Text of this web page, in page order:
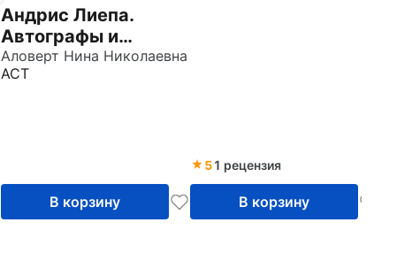
Андрис Лиепа.
Автографы и
имиджи
Аловерт Нина Николаевна
АСТ
В корзину
51 рецензия
В корзину